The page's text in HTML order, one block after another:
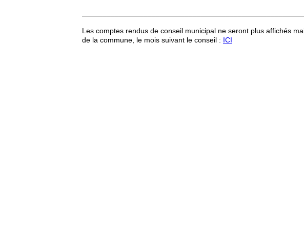
Les comptes rendus de conseil municipal ne seront plus affichés
de la commune, le mois suivant le conseil : ICI